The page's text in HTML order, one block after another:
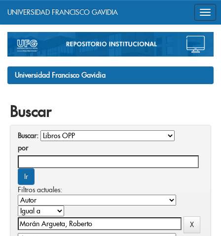
navigation
UNIVERSIDAD FRANCISCO GAVIDIA
Universidad Francisco Gavidia
Buscar
Buscar:
por
Filtros actuales: